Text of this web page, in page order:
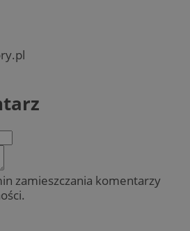
zamieszczania komentarzy